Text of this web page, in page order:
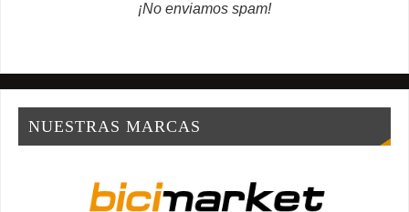
¡No enviamos spam!
NUESTRAS MARCAS